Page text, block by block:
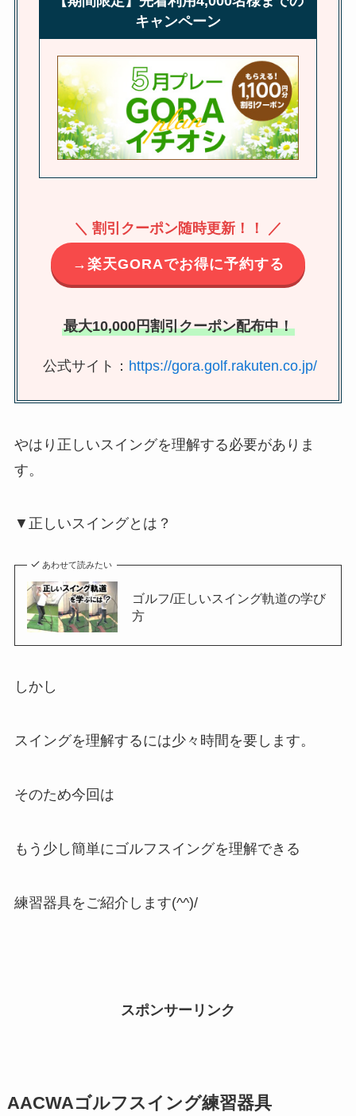
キャンペーン
＼ 割引クーポン随時更新！！ ／
→楽天GORAでお得に予約する
最大10,000円割引クーポン配布中！
公式サイト： https://gora.golf.rakuten.co.jp/
やはり正しいスイングを理解する必要がありま
す。
▼正しいスイングとは？
あわせて読みたい
ゴルフ/正しいスイング軌道の学び
方
しかし
スイングを理解するには少々時間を要します。
そのため今回は
もう少し簡単にゴルフスイングを理解できる
練習器具をご紹介します(^^)/
スポンサーリンク
AACWAゴルフスイング練習器具